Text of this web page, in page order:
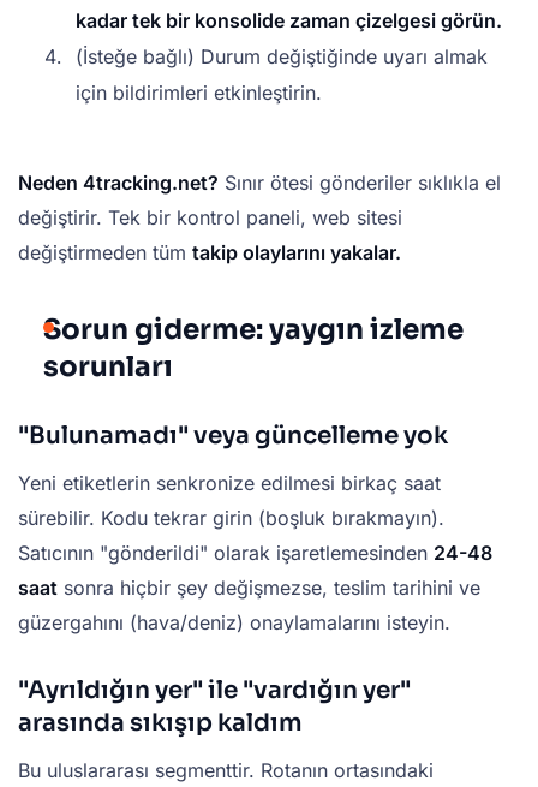
kadar tek bir konsolide zaman çizelgesi görün.
(İsteğe bağlı) Durum değiştiğinde uyarı almak
için bildirimleri etkinleştirin.
Neden 4tracking.net? Sınır ötesi gönderiler sıklıkla el
değiştirir. Tek bir kontrol paneli, web sitesi
değiştirmeden tüm takip olaylarını yakalar.
Sorun giderme: yaygın izleme
sorunları
"Bulunamadı" veya güncelleme yok
Yeni etiketlerin senkronize edilmesi birkaç saat
sürebilir. Kodu tekrar girin (boşluk bırakmayın).
Satıcının "gönderildi" olarak işaretlemesinden 24-48
saat sonra hiçbir şey değişmezse, teslim tarihini ve
güzergahını (hava/deniz) onaylamalarını isteyin.
"Ayrıldığın yer" ile "vardığın yer"
arasında sıkışıp kaldım
Bu uluslararası segmenttir. Rotanın ortasındaki